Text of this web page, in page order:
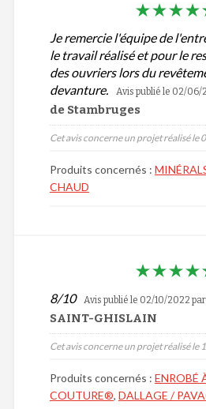
Je remercie l'équipe de
le travail réalisé et pour le
des ouvriers lors du
devanture.
Avis publié le 02/06/
de Stambruges
Cet avis concerne un projet réalisé le
Produits concernés :
CHAUD
8/10 Avis publié le 02/10/2022 par
SAINT-GHISLAIN
Cet avis concerne un projet réalisé le
Produits concernés : ENROBÉ
COUTURE®, DALLAGE /